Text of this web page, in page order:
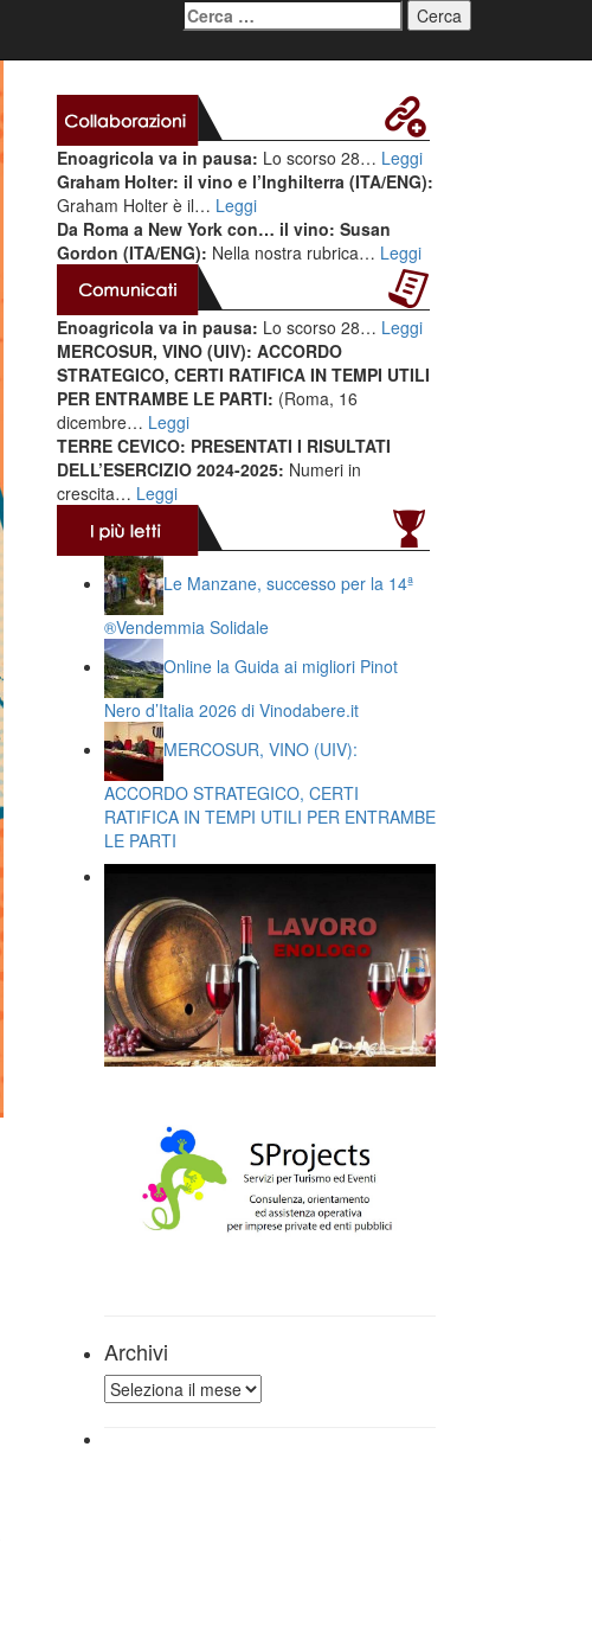
Ricerca
per:
Enoagricola va in pausa: Lo scorso 28… Leggi
Graham Holter: il vino e l’Inghilterra (ITA/ENG):
Graham Holter è il… Leggi
Da Roma a New York con… il vino: Susan
Gordon (ITA/ENG): Nella nostra rubrica… Leggi
Enoagricola va in pausa: Lo scorso 28… Leggi
MERCOSUR, VINO (UIV): ACCORDO
STRATEGICO, CERTI RATIFICA IN TEMPI UTILI
PER ENTRAMBE LE PARTI: (Roma, 16
dicembre… Leggi
TERRE CEVICO: PRESENTATI I RISULTATI
DELL’ESERCIZIO 2024-2025: Numeri in
crescita… Leggi
Le Manzane, successo per la 14ª
®️Vendemmia Solidale
Online la Guida ai migliori Pinot
Nero d’Italia 2026 di Vinodabere.it
MERCOSUR, VINO (UIV):
ACCORDO STRATEGICO, CERTI
RATIFICA IN TEMPI UTILI PER ENTRAMBE
LE PARTI
Archivi
Archivi